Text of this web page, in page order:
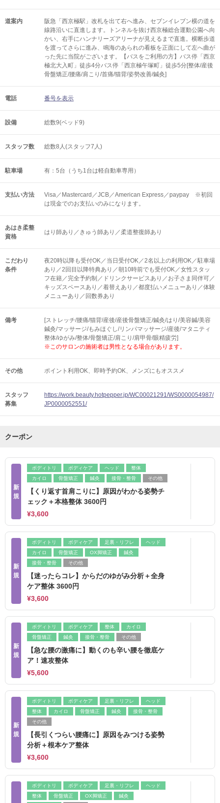
道案内
阪急「西京極駅」改札を出て右へ進み、セブンイレブン横の道を
線路沿いに直進します。トンネルを抜け西京極総合運動公園へ向
かい、右手にハンナリーズアリーナが見えるまで直進。横断歩道
を渡ってさらに進み、鳴海のあられの看板を正面にして左へ曲が
った先に当院がございます。【バスをご利用の方】バス停「西京
極北大入町」徒歩4分バス停「西京極午塚町」徒歩5分[整体/産後
骨盤矯正/腰痛/肩こり/首痛/猫背/姿勢改善/鍼灸]
電話 番号を表示
設備 総数9(ベッド9)
スタッフ数 総数8人(スタッフ7人)
駐車場 有：5台（うち1台は軽自動車専用）
支払い方法
Visa／Mastercard／JCB／American Express／paypay ※初回
は現金でのお支払いのみになります。
あはき柔整
資格
はり師あり／きゅう師あり／柔道整復師あり
こだわり
条件
夜20時以降も受付OK／当日受付OK／2名以上の利用OK／駐車場
あり／2回目以降特典あり／朝10時前でも受付OK／女性スタッ
フ在籍／完全予約制／ドリンクサービスあり／お子さま同伴可／
キッズスペースあり／着替えあり／都度払いメニューあり／体験
メニューあり／回数券あり
備考
[ストレッチ/腰痛/猫背/産後/産後骨盤矯正/鍼灸/はり/美容鍼/美容
鍼灸/マッサージ/もみほぐし/リンパマッサージ/産後/マタニティ
整体/ゆがみ/整体/骨盤矯正/肩こり/肩甲骨/眼精疲労]
※このサロンの施術者は男性となる場合があります。
その他 ポイント利用OK 即時予約OK メンズにもオススメ
スタッフ
募集
https://work.beauty.hotpepper.jp/WC00021291/WS0000054987/
JP0000052551/
クーポン
新
規
ボディトリ ボディケア ヘッド
整体
カイロ
骨盤矯正 鍼灸 接骨・整骨 その他
【くり返す首肩こりに】原因がわかる姿勢チ
ェック＋本格整体 3600円
¥3,600
新
規
ボディトリ ボディケア 足裏・リフレ
ヘッド
カイロ
骨盤矯正 OX脚矯正
鍼灸
接骨・整骨
その他
【迷ったらコレ】からだのゆがみ分析＋全身
ケア整体 3600円
¥3,600
新
規
ボディトリ ボディケア 整体
カイロ
骨盤矯正
鍼灸 接骨・整骨 その他
【急な腰の激痛に】動くのも辛い腰を徹底ケ
ア！速攻整体
¥5,600
新
規
ボディトリ ボディケア 足裏・リフレ
ヘッド
整体
カイロ 骨盤矯正 鍼灸
接骨・整骨
その他
【長引くつらい腰痛に】原因をみつける姿勢
分析＋根本ケア整体
¥3,600
ボディトリ ボディケア 足裏・リフレ
ヘッド
整体
骨盤矯正 OX脚矯正
鍼灸